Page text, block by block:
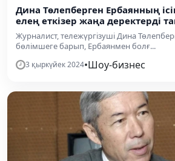
Дина Төлепберген Ербаянның
елең еткізер жаңа деректерді
Журналист, тележүргізуші Дина
бөлімшеге барып, Ербаянмен болғ...
3 қыркүйек 2024•Шоу-бизнес